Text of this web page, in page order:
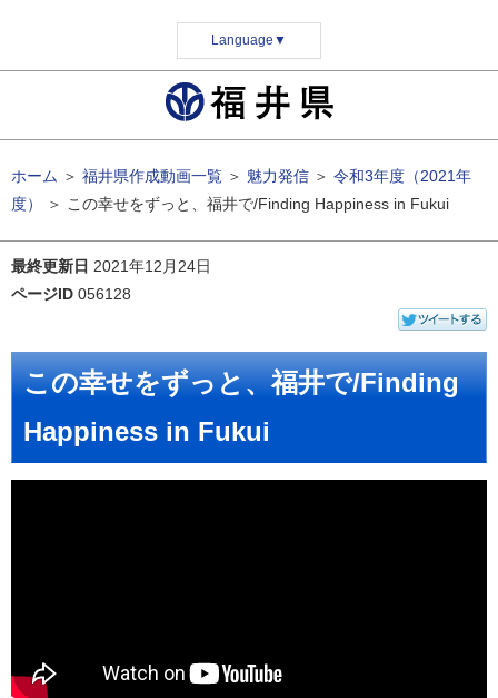
Language ▼
ホーム ＞ 福井県作成動画一覧 ＞ 魅力発信 ＞ 令和3年度（2021年
度）
＞ この幸せをずっと、福井で/Finding Happiness in Fukui
最終更新日 2021年12月24日
ページID 056128
この幸せをずっと、福井で/Finding
Happiness in Fukui